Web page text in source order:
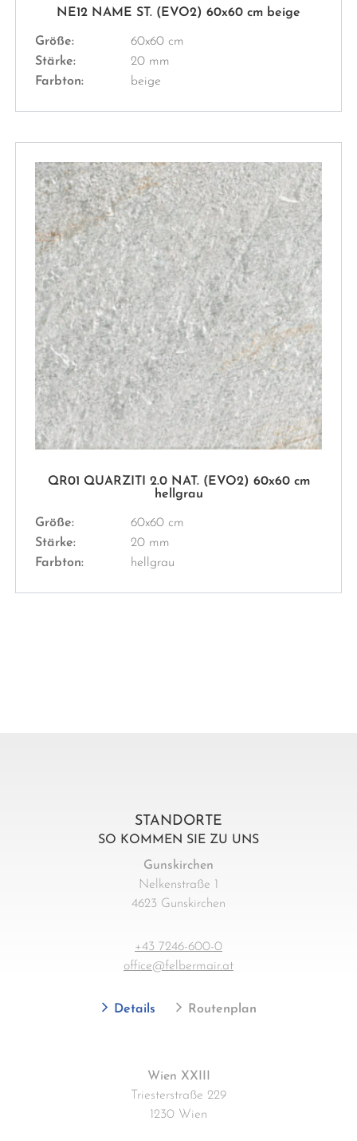
NE12 NAME ST. (EVO2) 60x60 cm beige
Größe:
60x60 cm
Stärke:
20 mm
Farbton:
beige
QR01 QUARZITI 2.0 NAT. (EVO2) 60x60 cm
hellgrau
Größe:
60x60 cm
Stärke:
20 mm
Farbton:
hellgrau
STANDORTE
SO KOMMEN SIE ZU UNS
Gunskirchen
Nelkenstraße 1
4623 Gunskirchen
+43 7246-600-0
office@felbermair.at
Details Routenplan
Wien XXIII
Triesterstraße 229
1230 Wien